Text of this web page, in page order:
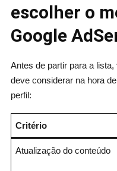
escolher o
Google
Antes de partir para a
deve considerar na hora
perfil:
Critério
Atualização do conteúdo